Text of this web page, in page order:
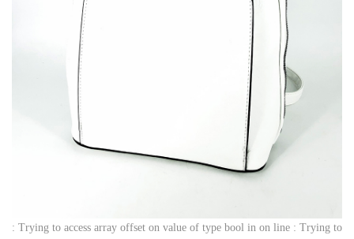
: Trying to access array offset on value of type bool in on line : Trying to